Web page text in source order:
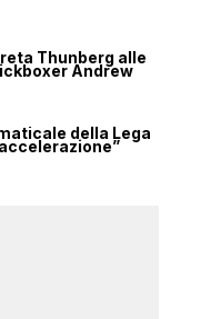
Thunberg alle
Andrew
della Lega